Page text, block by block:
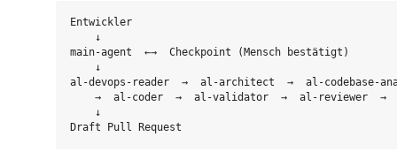
Entwickler
    ↓
main-agent  ←→  Checkpoint (Mensch bestätigt)
    ↓
al-devops-reader  →  al-architect  →  al-codebase-
→  al-coder  →  al-validator  →  al-reviewer  →
    ↓